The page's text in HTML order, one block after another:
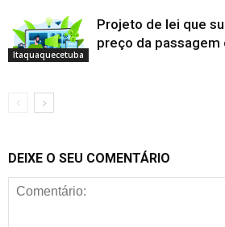
Itaquaquecetuba
Projeto de lei que
preço da passagem
DEIXE O SEU COMENTÁRIO